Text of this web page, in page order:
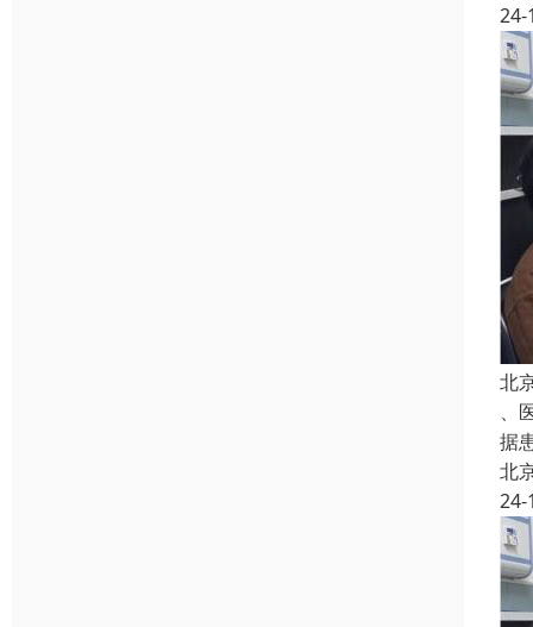
24-
北
、
据
北
24-